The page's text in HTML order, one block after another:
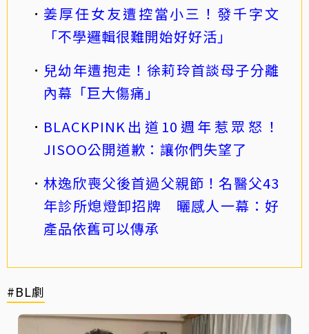
姜厚任女友遭控當小三！發千字文
「不學邏輯很難開始好好活」
兒幼年遭抱走！徐莉玲首談母子分離
內幕「巨大傷痛」
BLACKPINK出道10週年惹眾怒！
JISOO公開道歉：讓你們失望了
林逸欣喪父後首過父親節！名醫父43
年診所熄燈卸招牌 曬感人一幕：好
產品依舊可以傳承
#BL劇